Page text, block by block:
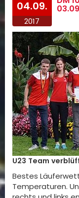
04.09.
2017
U23 Team
Bestes
Temperaturen.